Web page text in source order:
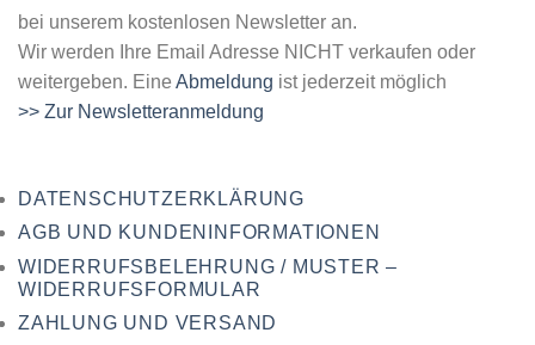
bei unserem kostenlosen Newsletter an.
Wir werden Ihre Email Adresse NICHT verkaufen oder
weitergeben. Eine Abmeldung ist jederzeit möglich
>> Zur Newsletteranmeldung
DATENSCHUTZERKLÄRUNG
AGB UND KUNDENINFORMATIONEN
WIDERRUFSBELEHRUNG / MUSTER –
WIDERRUFSFORMULAR
ZAHLUNG UND VERSAND